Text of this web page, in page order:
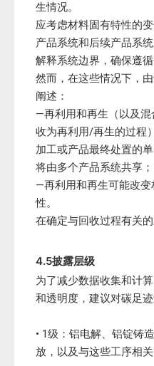
生情况。
应考虑材料固有特性的
产品系统和后续产品系
解释系统边界，确保遵循
然而，在这些情况下，
阐述：
—再利用和再生（以及
收为再利用/再生的过程
加工或产品最终处置的
将由多个产品系统共享；
—再利用和再生可能改
性。
在确定与回收过程有关
4.5披露层级
为了减少数据收集和计
和透明度，建议对碳足
• 1级：铝电解、铝锭铸
放，以及与这些工序相